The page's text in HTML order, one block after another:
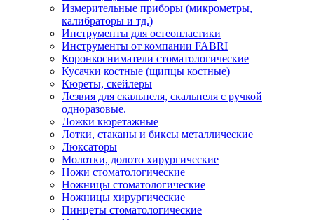
Измерительные приборы (микрометры,
калибраторы и тд.)
Инструменты для остеопластики
Инструменты от компании FABRI
Коронкосниматели стоматологические
Кусачки костные (щипцы костные)
Кюреты, скейлеры
Лезвия для скальпеля, скальпеля с ручкой
одноразовые.
Ложки кюретажные
Лотки, стаканы и биксы металлические
Люксаторы
Молотки, долото хирургические
Ножи стоматологические
Ножницы стоматологические
Ножницы хирургические
Пинцеты стоматологические